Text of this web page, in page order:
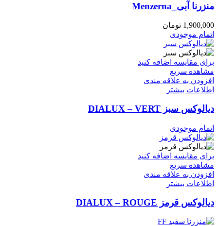
منزرنا آبی_Menzerna
1,900,000 تومان
اتمام موجودی
برای مقایسه اضافه کنید
مشاهده سریع
افزودن به علاقه مندی
اطلاعات بیشتر
دیالوکس سبز DIALUX – VERT
اتمام موجودی
برای مقایسه اضافه کنید
مشاهده سریع
افزودن به علاقه مندی
اطلاعات بیشتر
دیالوکس قرمز DIALUX – ROUGE